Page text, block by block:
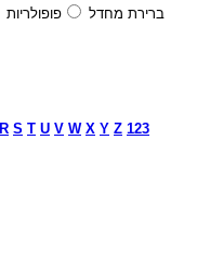
ברירת מחדל פופולריות
R S T U V W X Y Z 123